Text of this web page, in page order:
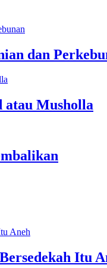
dan
atau Musholla
Itu